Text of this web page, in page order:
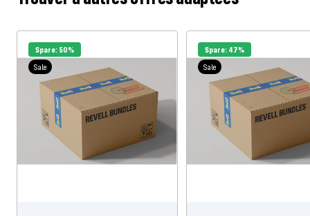
Spare: 50%
Sale
Spare: 47%
Sale